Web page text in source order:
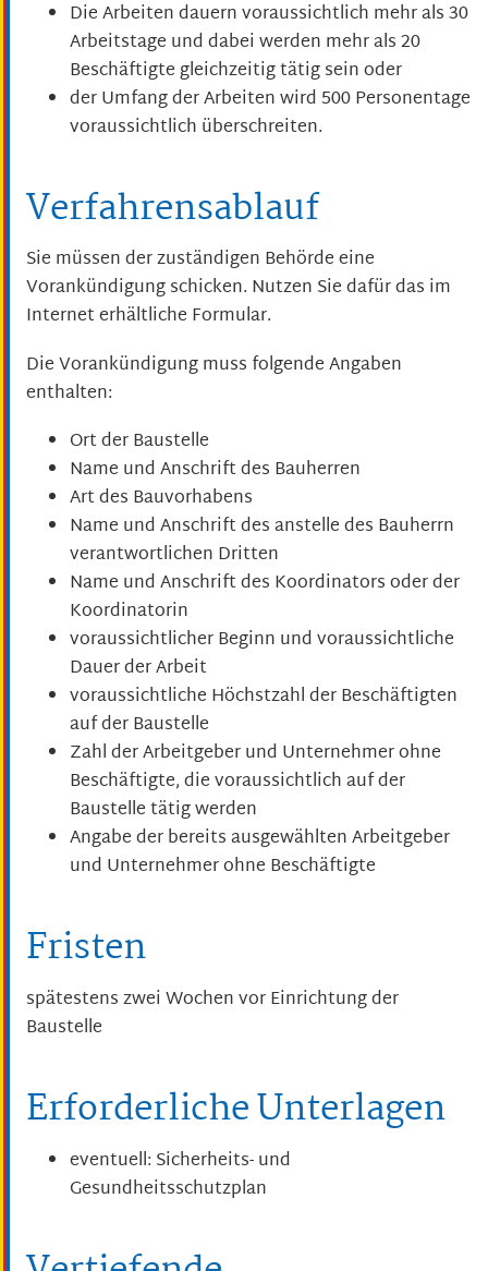
Die Arbeiten dauern voraussichtlich mehr als 30
Arbeitstage und dabei werden mehr als 20
Beschäftigte gleichzeitig tätig sein oder
der Umfang der Arbeiten wird 500 Personentage
voraussichtlich überschreiten.
Verfahrensablauf
Sie müssen der zuständigen Behörde eine
Vorankündigung schicken. Nutzen Sie dafür das im
Internet erhältliche Formular.
Die Vorankündigung muss folgende Angaben
enthalten:
Ort der Baustelle
Name und Anschrift des Bauherren
Art des Bauvorhabens
Name und Anschrift des anstelle des Bauherrn
verantwortlichen Dritten
Name und Anschrift des Koordinators oder der
Koordinatorin
voraussichtlicher Beginn und voraussichtliche
Dauer der Arbeit
voraussichtliche Höchstzahl der Beschäftigten
auf der Baustelle
Zahl der Arbeitgeber und Unternehmer ohne
Beschäftigte, die voraussichtlich auf der
Baustelle tätig werden
Angabe der bereits ausgewählten Arbeitgeber
und Unternehmer ohne Beschäftigte
Fristen
spätestens zwei Wochen vor Einrichtung der
Baustelle
Erforderliche Unterlagen
eventuell: Sicherheits- und
Gesundheitsschutzplan